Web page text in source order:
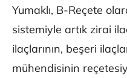
Yumaklı, B-Reçete
sistemiyle artık zirai
ilaçlarının, beşeri
mühendisinin